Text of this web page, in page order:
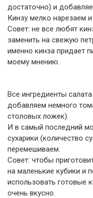
достаточно) и
Кинзу мелко нарезаем
Совет: не все любят
заменить на свежую
именно кинза придает
моему мнению.
Все ингредиенты
добавляем немного
столовых ложек).
И в самый последний
сухарики (количество
перемешиваем.
Совет: чтобы
на маленькие кубики и
использовать готовые
очень вкусно.